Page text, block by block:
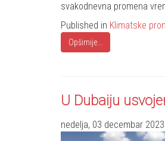
svakodnevna promena
Published in Klimatske
Opširnije...
U Dubaiju
nedelja, 03 decembar